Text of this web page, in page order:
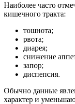
Наиболее часто
кишечного тракта:
тошнота;
рвота;
диарея;
снижение
запор;
диспепсия.
Обычно данные
характер и